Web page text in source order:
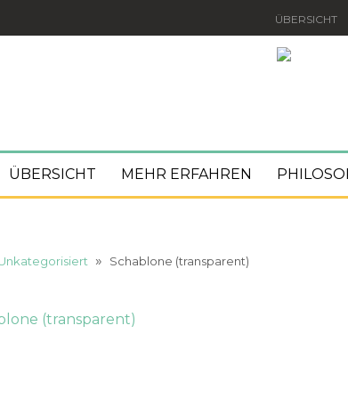
ÜBERSICHT
ÜBERSICHT MEHR ERFAHREN
» Schablone (transparent)